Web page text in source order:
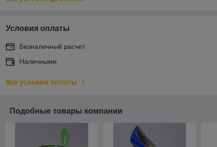
Условия оплаты
Безналичный расчет
Наличными
Все условия оплаты
Подобные товары компании